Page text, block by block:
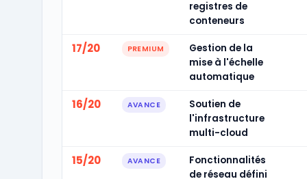
registres de
conteneurs
17/20 PREMIUM
Gestion de la
mise à l'échelle
automatique
16/20 AVANCE
Soutien de
l'infrastructure
multi-cloud
15/20 AVANCE
Fonctionnalités
de réseau défini